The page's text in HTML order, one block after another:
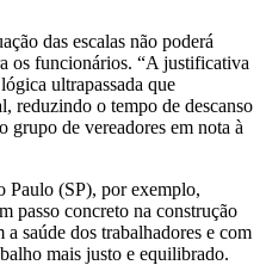
das escalas não poderá
os funcionários. “A justificativa
ultrapassada que
reduzindo o tempo de descanso
de vereadores em nota à
Paulo (SP), por exemplo,
passo concreto na construção
saúde dos trabalhadores e com
mais justo e equilibrado.